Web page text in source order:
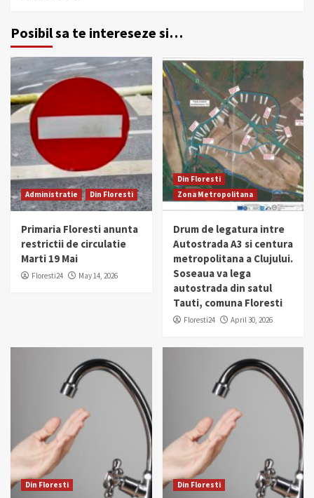
Posibil sa te intereseze si…
Administratie Din Floresti
Primaria Floresti anunta
restrictii de circulatie
Marti 19 Mai
Floresti24 May 14, 2026
Din Floresti
Zona Metropolitana
Drum de legatura intre
Autostrada A3 si centura
metropolitana a Clujului.
Soseaua va lega
autostrada din satul
Tauti, comuna Floresti
Floresti24 April 30, 2026
Din Floresti Din Floresti